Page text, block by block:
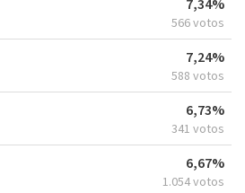
566 votos
7,24%
588 votos
6,73%
341 votos
6,67%
1.054 votos